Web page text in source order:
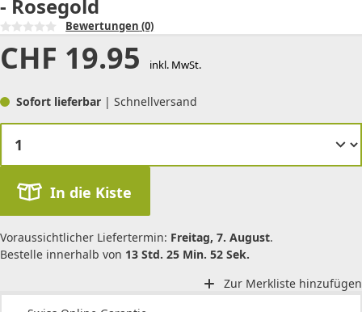
- Rosegold
Bewertungen (0)
CHF 19.95 inkl. MwSt.
Sofort lieferbar | Schnellversand
In die Kiste
Voraussichtlicher Liefertermin: Freitag, 7. August.
Bestelle innerhalb von 13 Std. 25 Min. 52 Sek.
Zur Merkliste hinzufügen